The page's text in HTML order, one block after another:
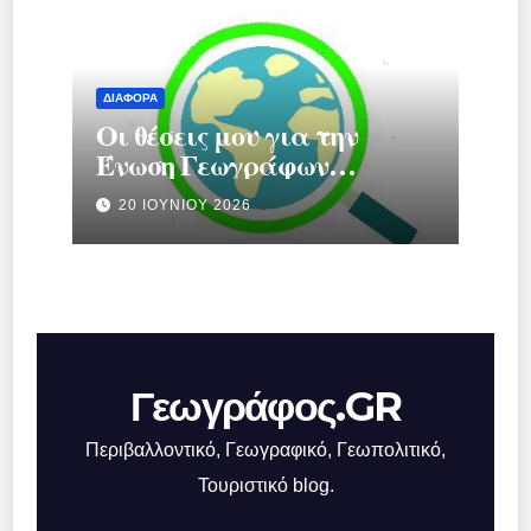
ΔΙΆΦΟΡΑ
Οι θέσεις μου για την
Ένωση Γεωγράφων
Ελλάδας.
20 ΙΟΥΝΊΟΥ 2026
Γεωγράφος.GR
Περιβαλλοντικό, Γεωγραφικό, Γεωπολιτικό,
Τουριστικό blog.